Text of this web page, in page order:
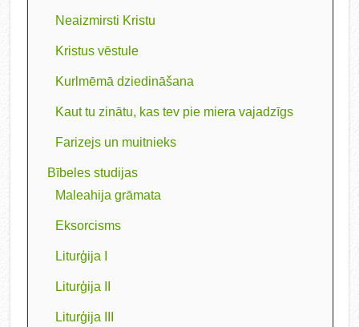
Neaizmirsti Kristu
Kristus vēstule
Kurlmēmā dziedināšana
Kaut tu zinātu, kas tev pie miera vajadzīgs
Farizejs un muitnieks
Bībeles studijas
Maleahija grāmata
Eksorcisms
Liturģija I
Liturģija II
Liturģija III